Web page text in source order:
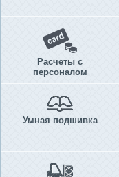
Расчеты с
персоналом
Умная подшивка